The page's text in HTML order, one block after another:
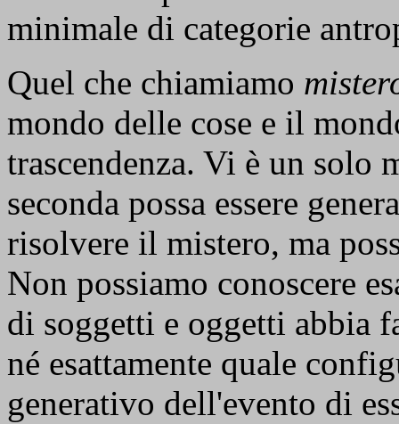
minimale di categorie
Quel che chiamiamo
mondo delle cose e il
trascendenza. Vi è un solo
seconda possa essere
risolvere il mistero, ma
Non possiamo conoscere
di soggetti e oggetti abbia
né esattamente quale
generativo dell'evento di